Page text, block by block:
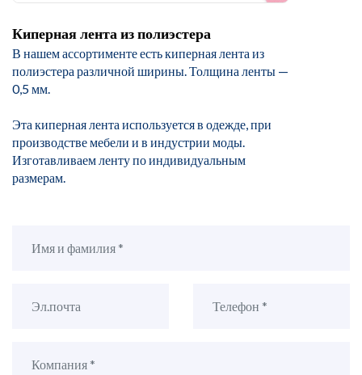
Киперная лента из полиэстера
В нашем ассортименте есть киперная лента из
полиэстера различной ширины. Толщина ленты —
0,5 мм.
Эта киперная лента используется в одежде, при
производстве мебели и в индустрии моды.
Изготавливаем ленту по индивидуальным
размерам.